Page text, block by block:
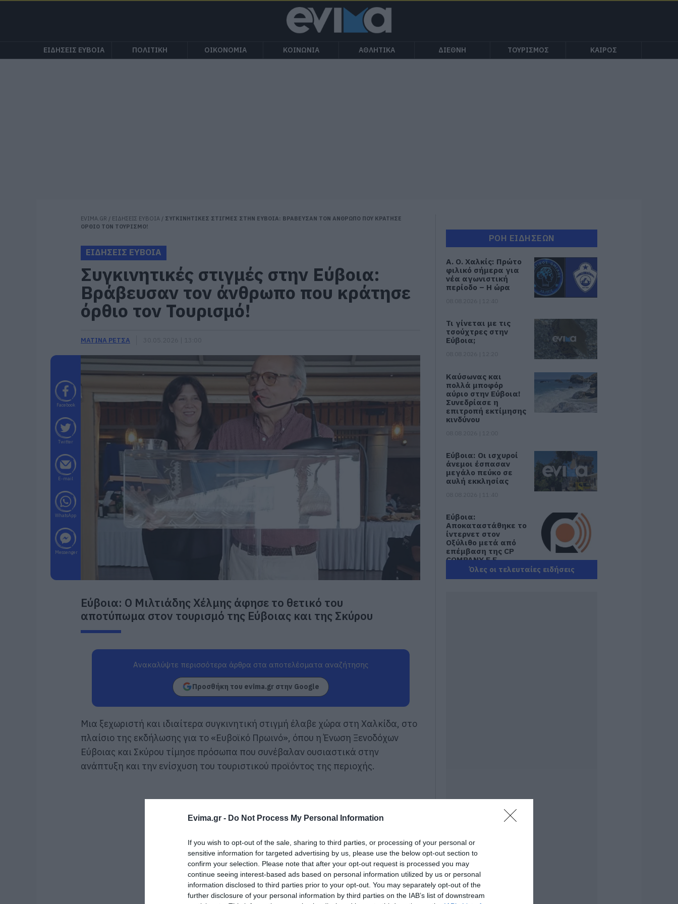
Evima.gr - Do Not Process My Personal Information
If you wish to opt-out of the sale, sharing to third parties, or processing of your personal or
sensitive information for targeted advertising by us, please use the below opt-out section to
confirm your selection. Please note that after your opt-out request is processed you may
continue seeing interest-based ads based on personal information utilized by us or personal
information disclosed to third parties prior to your opt-out. You may separately opt-out of the
further disclosure of your personal information by third parties on the IAB’s list of downstream
ΕΙΔΗΣΕΙΣ ΕΥΒΟΙΑ ΠΟΛΙΤΙΚΗ ΟΙΚΟΝΟΜΙΑ ΚΟΙΝΩΝΙΑ ΑΘΛΗΤΙΚΑ ΔΙΕΘΝΗ ΤΟΥΡΙΣΜΟΣ ΚΑΙΡΟΣ
EVIMA.GR / ΕΙΔΗΣΕΙΣ ΕΥΒΟΙΑ / ΣΥΓΚΙΝΗΤΙΚΕΣ ΣΤΙΓΜΕΣ ΣΤΗΝ ΕΥΒΟΙΑ: ΒΡΑΒΕΥΣΑΝ ΤΟΝ ΑΝΘΡΩΠΟ ΠΟΥ ΚΡΑΤΗΣΕ
ΟΡΘΙΟ ΤΟΝ ΤΟΥΡΙΣΜΟ!
ΕΙΔΗΣΕΙΣ ΕΥΒΟΙΑ
Συγκινητικές στιγμές στην Εύβοια:
Βράβευσαν τον άνθρωπο που κράτησε
όρθιο τον Τουρισμό!
ΜΑΤΙΝΑ ΡΕΤΣΑ
Facebook
Twitter
E-mail
WhatsApp
Messenger
Εύβοια: Ο Μιλτιάδης Χέλμης άφησε το θετικό του
αποτύπωμα στον τουρισμό της Εύβοιας και της Σκύρου
Ανακαλύψτε περισσότερα άρθρα στα αποτελέσματα αναζήτησης
Προσθήκη του evima.gr στην Google
Μια ξεχωριστή και ιδιαίτερα συγκινητική στιγμή έλαβε χώρα στη Χαλκίδα, στο
πλαίσιο της εκδήλωσης για το «Ευβοϊκό Πρωινό», όπου η Ένωση Ξενοδόχων
Εύβοιας και Σκύρου τίμησε πρόσωπα που συνέβαλαν ουσιαστικά στην
ανάπτυξη και την ενίσχυση του τουριστικού προϊόντος της περιοχής.
ΡΟΗ ΕΙΔΗΣΕΩΝ
Α. Ο. Χαλκίς: Πρώτο
φιλικό σήμερα για
νέα αγωνιστική
περίοδο – Η ώρα
Τι γίνεται με τις
τσούχτρες στην
Εύβοια;
Καύσωνας και
πολλά μποφόρ
αύριο στην Εύβοια!
Συνεδρίασε η
επιτροπή εκτίμησης
κινδύνου
Εύβοια: Οι ισχυροί
άνεμοι έσπασαν
μεγάλο πεύκο σε
αυλή εκκλησίας
Εύβοια:
Αποκαταστάθηκε το
ίντερνετ στον
Οξύλιθο μετά από
επέμβαση της CP
COMPANY Ε.Ε.
08.08.2026 | 11:20
Εύβοια: Διακοπή
ρεύματος αύριο
Πίνακας
08.08.2026 | 09:40
Άρχισε τις διακοπές
ο Μητσοτάκης:
Φαγητό και κρασί
σε γνωστό στέκι
Όλες οι τελευταίες ειδήσεις